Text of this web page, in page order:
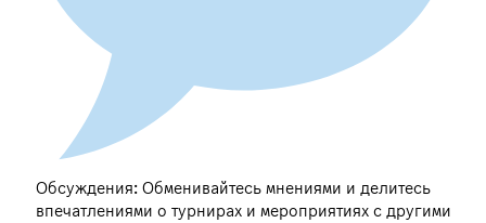
Обсуждения: Обменивайтесь мнениями и делитесь
впечатлениями о турнирах и мероприятиях с другими